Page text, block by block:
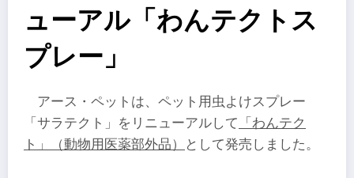
ューアル「わんテクトス
プレー」
アース・ペットは、ペット用虫よけスプレー
「サラテクト」をリニューアルして
「わんテク
ト」（動物用医薬部外品）
として発売しました。